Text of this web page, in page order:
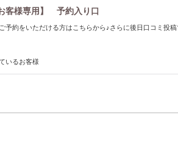
客様専用】 予約入り口
予約をいただける方はこちらから♪さらに後日口コミ投
いるお客様